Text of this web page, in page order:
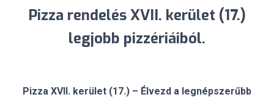
Pizza rendelés XVII. kerület (17.)
legjobb pizzériáiból.
Pizza XVII. kerület (17.) – Élvezd a legnépszerűbb